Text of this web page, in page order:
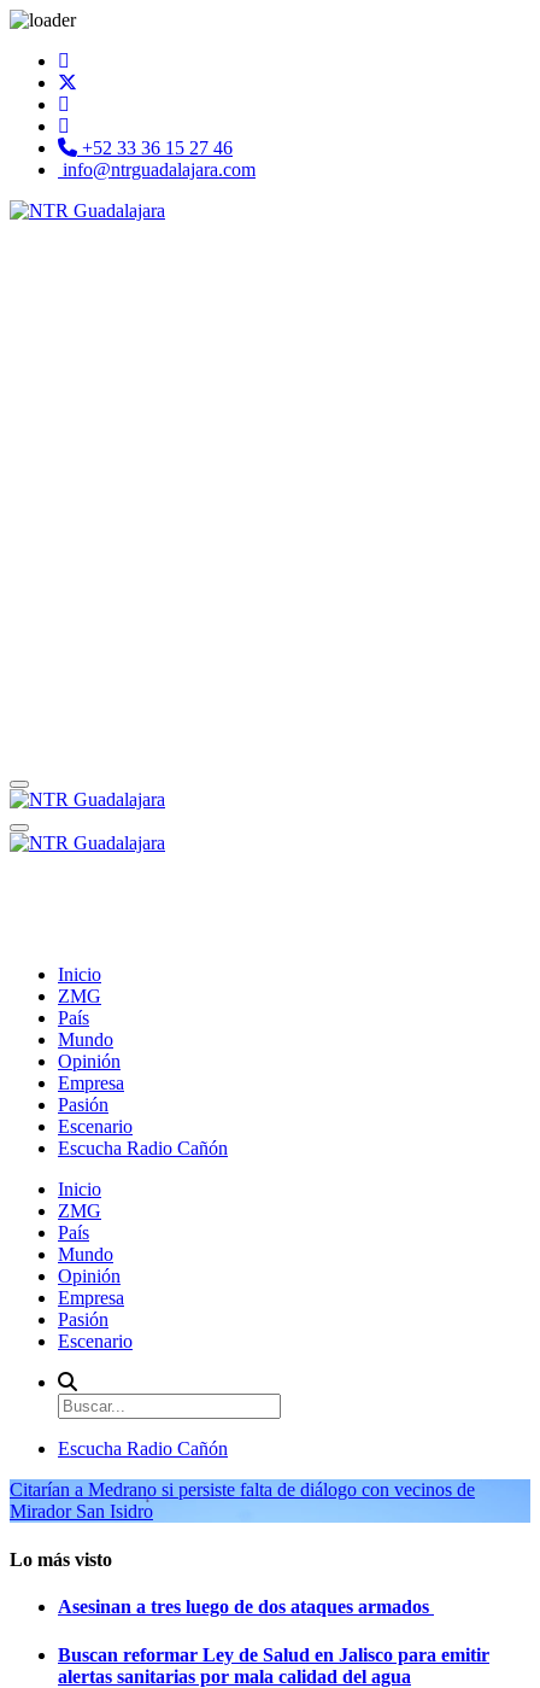
+52 33 36 15 27 46
info@ntrguadalajara.com
Inicio
ZMG
País
Mundo
Opinión
Empresa
Pasión
Escenario
Escucha Radio Cañón
Inicio
ZMG
País
Mundo
Opinión
Empresa
Pasión
Escenario
Escucha Radio Cañón
Citarían a Medrano si persiste falta de diálogo con vecinos de
Mirador San Isidro
Lo más visto
Asesinan a tres luego de dos ataques armados
Buscan reformar Ley de Salud en Jalisco para emitir
alertas sanitarias por mala calidad del agua